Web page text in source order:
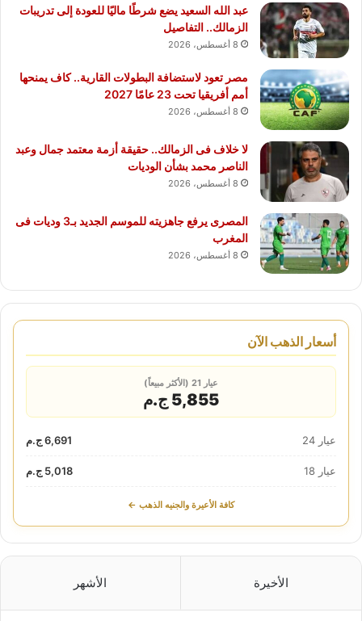
عبد الله السعيد يضع شرطًا ماليًا للعودة إلى تدريبات
الزمالك.. التفاصيل
8 أغسطس، 2026
مصر تعود لاستضافة البطولات القارية.. كاف يمنحها
أمم أفريقيا تحت 23 عامًا 2027
8 أغسطس، 2026
لا خلاف فى الزمالك.. حقيقة أزمة معتمد جمال وعبد
الناصر محمد بشأن الوديات
8 أغسطس، 2026
المصرى يرفع جاهزيته للموسم الجديد بـ3 وديات فى
المغرب
8 أغسطس، 2026
أسعار الذهب الآن
عيار 21 (الأكثر مبيعاً)
5,855 ج.م
عيار 24 6,691 ج.م
عيار 18 5,018 ج.م
كافة الأعيرة والجنيه الذهب ←
الأخيرة الأشهر